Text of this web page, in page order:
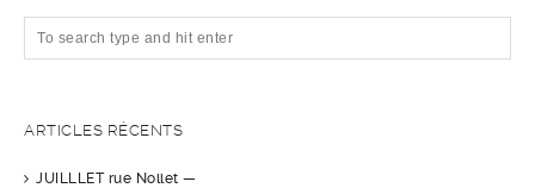
ARTICLES RÉCENTS
JUILLLET rue Nollet —